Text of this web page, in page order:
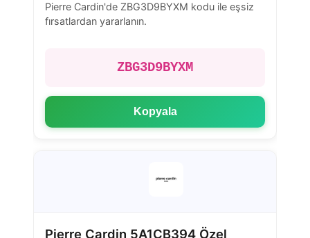
Pierre Cardin'de ZBG3D9BYXM kodu ile eşsiz
fırsatlardan yararlanın.
ZBG3D9BYXM
Kopyala
Pierre Cardin 5A1CB394 Özel